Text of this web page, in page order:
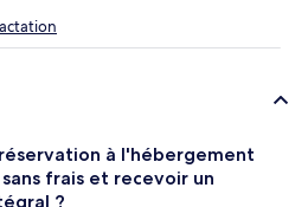
à l'hébergement
sans frais et recevoir un
?